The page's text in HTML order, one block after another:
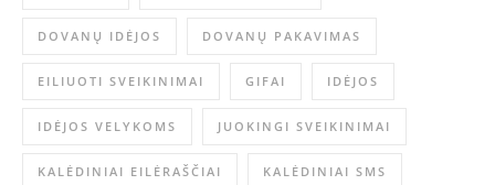
DOVANŲ IDĖJOS DOVANŲ PAKAVIMAS
EILIUOTI SVEIKINIMAI GIFAI IDĖJOS
IDĖJOS VELYKOMS JUOKINGI SVEIKINIMAI
KALĖDINIAI EILĖRAŠČIAI KALĖDINIAI SMS